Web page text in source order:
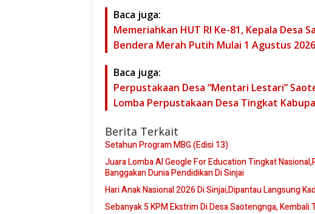
Baca juga:
Memeriahkan HUT RI Ke-81, Kepala Desa
Bendera Merah Putih Mulai 1 Agustus
Baca juga:
Perpustakaan Desa “Mentari Lestari”
Lomba Perpustakaan Desa Tingkat
Berita Terkait
Setahun Program MBG (Edisi 13)
Juara Lomba Al Geogle For Education Tingkat Nasional,Padaelo Squad SMP Negeri 3 Sinjai,Kembali
Banggakan Dunia Pendidikan Di Sinjai
Hari Anak Nasional 2026 Di Sinjai,Dipantau Langsung
Sebanyak 5 KPM Ekstrim Di Desa Saotengnga, Kembali